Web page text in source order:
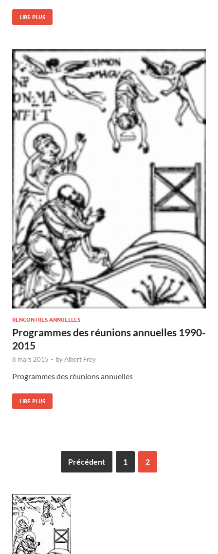
LIRE PLUS
RENCONTRES ANNUELLES
Programmes des réunions annuelles 1990-
2015
8 mars 2015 - byAlbert Frey
Programmes des réunions annuelles
LIRE PLUS
Précédent 1 2